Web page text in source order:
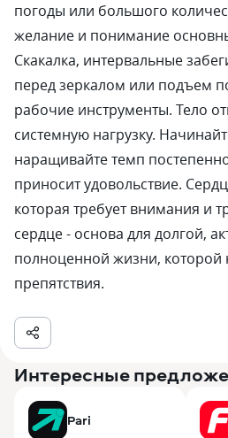
погоды или большого
желание и понимание
Скакалка, интервальные
перед зеркалом или подъем
рабочие инструменты. Тело
системную нагрузку.
наращивайте темп
приносит удовольствие.
которая требует внимания и
сердце - основа для долгой,
полноценной жизни, которой
препятствия.
Интересные
Pari